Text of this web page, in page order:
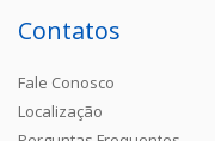
Contatos
Fale Conosco
Localização